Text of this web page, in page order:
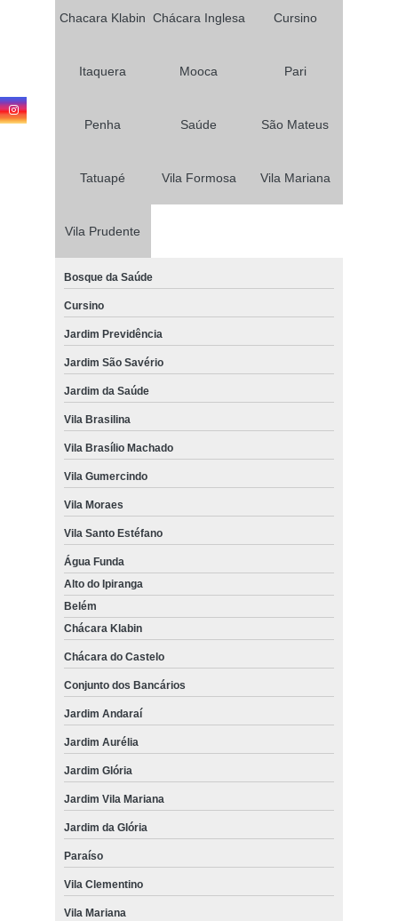
Chacara Klabin Chácara Inglesa Cursino
Itaquera Mooca Pari
Penha Saúde São Mateus
Tatuapé Vila Formosa Vila Mariana
Vila Prudente
Bosque da Saúde
Cursino
Jardim Previdência
Jardim São Savério
Jardim da Saúde
Vila Brasilina
Vila Brasílio Machado
Vila Gumercindo
Vila Moraes
Vila Santo Estéfano
Água Funda
Alto do Ipiranga
Belém
Chácara Klabin
Chácara do Castelo
Conjunto dos Bancários
Jardim Andaraí
Jardim Aurélia
Jardim Glória
Jardim Vila Mariana
Jardim da Glória
Paraíso
Vila Clementino
Vila Mariana